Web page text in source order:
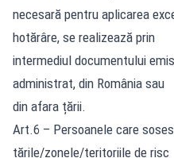
necesară pentru aplicarea
hotărâre, se realizează prin
intermediul documentului
administrat, din România sau
din afara țării.
Art.6 – Persoanele care
țările/zonele/teritoriile de risc